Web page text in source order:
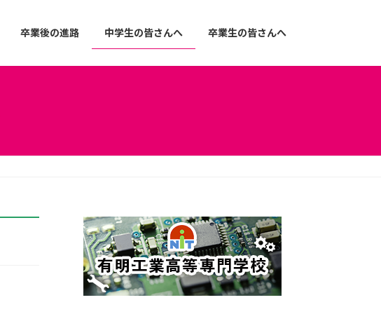
卒業後の進路 中学生の皆さんへ 卒業生の皆さんへ